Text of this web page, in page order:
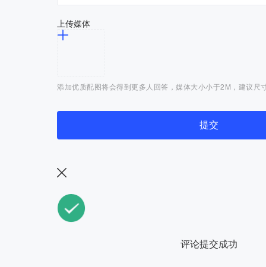
上传媒体
添加优质配图将会得到更多人回答，媒体大小小于2M，建议尺
提交
评论提交成功